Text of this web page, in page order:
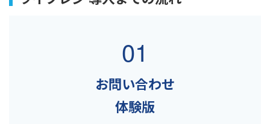
01
お問い合わせ
体験版